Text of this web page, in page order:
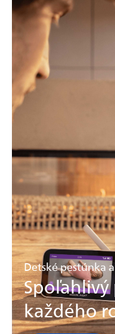
Detské pestúnka
každého